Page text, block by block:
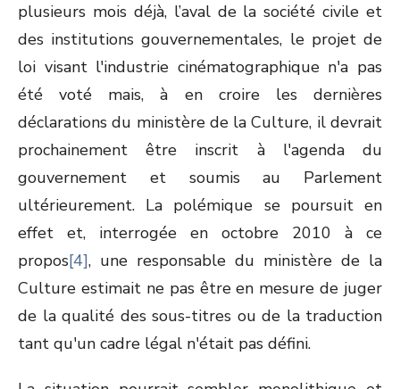
plusieurs mois déjà, l’aval de la société civile et
des institutions gouvernementales, le projet de
loi visant l'industrie cinématographique n'a pas
été voté mais, à en croire les dernières
déclarations du ministère de la Culture, il devrait
prochainement être inscrit à l'agenda du
gouvernement et soumis au Parlement
ultérieurement. La polémique se poursuit en
effet et, interrogée en octobre 2010 à ce
propos[4], une responsable du ministère de la
Culture estimait ne pas être en mesure de juger
de la qualité des sous-titres ou de la traduction
tant qu'un cadre légal n'était pas défini.